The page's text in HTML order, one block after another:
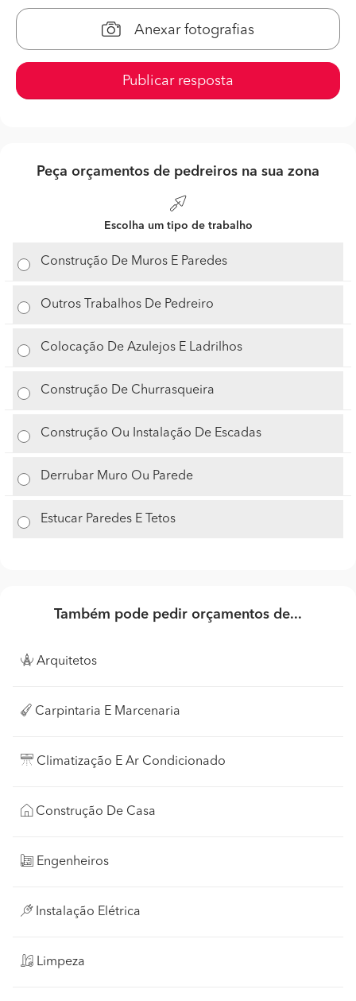
Anexar fotografias
Publicar resposta
Peça orçamentos de pedreiros na sua zona
Escolha um tipo de trabalho
Construção De Muros E Paredes
Outros Trabalhos De Pedreiro
Colocação De Azulejos E Ladrilhos
Construção De Churrasqueira
Construção Ou Instalação De Escadas
Derrubar Muro Ou Parede
Estucar Paredes E Tetos
Também pode pedir orçamentos de...
Arquitetos
Carpintaria E Marcenaria
Climatização E Ar Condicionado
Construção De Casa
Engenheiros
Instalação Elétrica
Limpeza